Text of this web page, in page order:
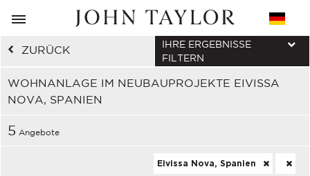
ZURÜCK
WOHNANLAGE IM NEUBAUPROJEKTE EIVISSA
NOVA, SPANIEN
IHRE ERGEBNISSE
FILTERN
5 Angebote
Eivissa Nova, Spanien